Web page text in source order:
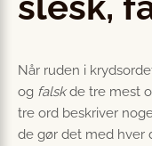
Når ruden i
og falskde tre mest
tre ord beskriver
de gør det med hver